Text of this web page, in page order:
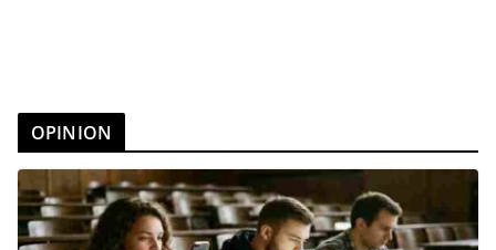
OPINION